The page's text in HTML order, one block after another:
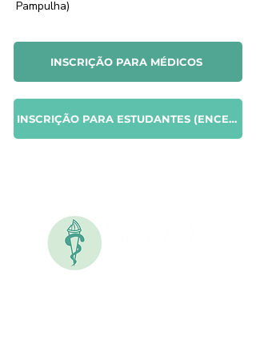
Pampulha)
INSCRIÇÃO PARA MÉDICOS
INSCRIÇÃO PARA ESTUDANTES